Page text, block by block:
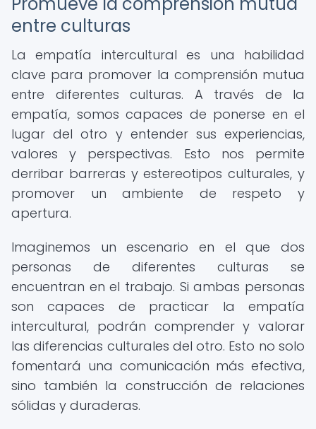
entre culturas
La empatía intercultural es una habilidad
clave para promover la comprensión mutua
entre diferentes culturas. A través de la
empatía, somos capaces de ponerse en el
lugar del otro y entender sus experiencias,
valores y perspectivas. Esto nos permite
derribar barreras y estereotipos culturales, y
promover un ambiente de respeto y
apertura.
Imaginemos un escenario en el que dos
personas de diferentes culturas se
encuentran en el trabajo. Si ambas personas
son capaces de practicar la empatía
intercultural, podrán comprender y valorar
las diferencias culturales del otro. Esto no solo
fomentará una comunicación más efectiva,
sino también la construcción de relaciones
sólidas y duraderas.